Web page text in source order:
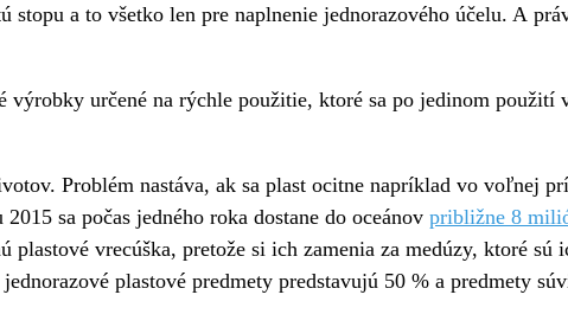
a to všetko len pre naplnenie jednorazového účelu. A
určené na rýchle použitie, ktoré sa po jedinom použití
Problém nastáva, ak sa plast ocitne napríklad vo voľnej
sa počas jedného roka dostane do oceánov približne 8
vrecúška, pretože si ich zamenia za medúzy, ktoré sú
plastové predmety predstavujú 50 % a predmety